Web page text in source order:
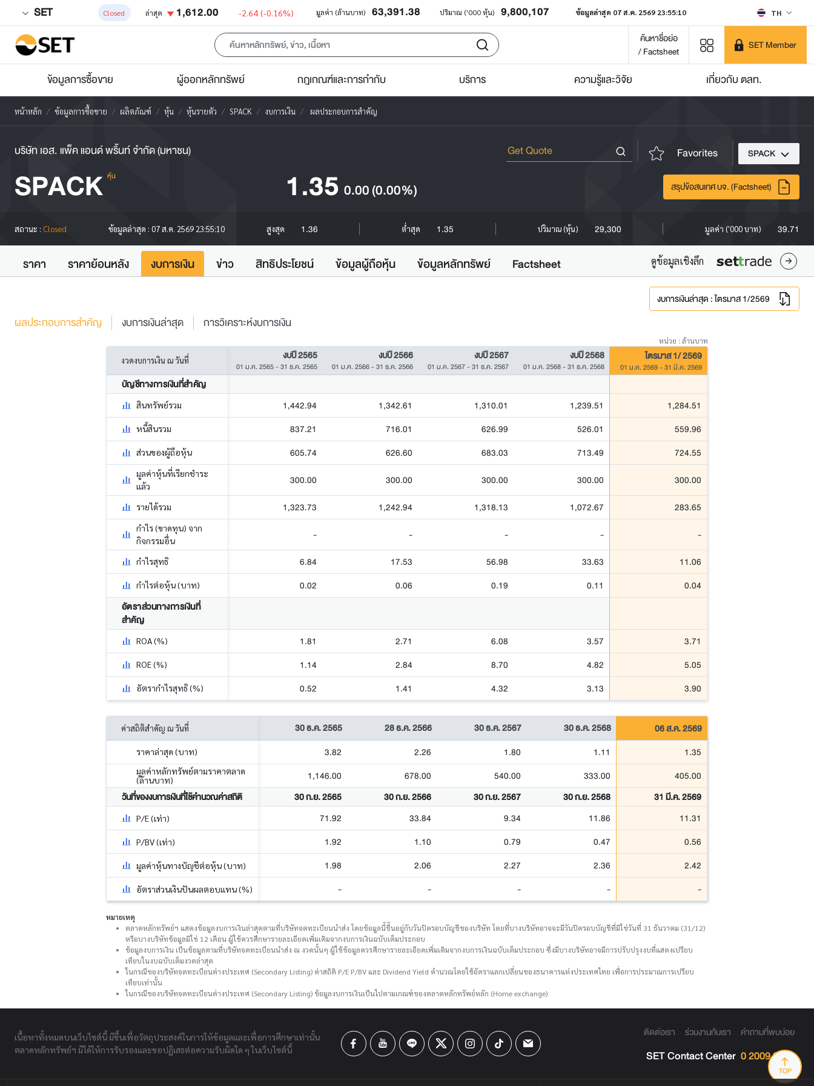
SET Closed ล่าสุด 1,612.00 -2.64 (-0.16%) มูลค่า (ล้านบาท) 63,391.38 ปริมาณ ('000 หุ้น) 9,800,107 ข้อมูลล่าสุด 07 ส.ค. 2569 23:55:10 TH
ค้นหาชื่อย่อ
/ Factsheet
SET Member
ข้อมูลการซื้อขาย ผู้ออกหลักทรัพย์ กฎเกณฑ์และการกำกับ บริการ ความรู้และวิจัย เกี่ยวกับ ตลท.
หน้าหลัก ข้อมูลการซื้อขาย ผลิตภัณฑ์ หุ้น หุ้นรายตัว SPACK งบการเงิน ผลประกอบการสำคัญ
บริษัท เอส. แพ็ค แอนด์ พริ้นท์ จำกัด (มหาชน) Favorites SPACK
SPACK หุ้น 1.35 0.00(0.00%) สรุปข้อสนเทศ บจ. (Factsheet)
สถานะ : Closed ข้อมูลล่าสุด : 07 ส.ค. 2569 23:55:10 สูงสุด 1.36 ต่ำสุด 1.35 ปริมาณ (หุ้น) 29,300 มูลค่า ('000 บาท) 39.71
ราคา ราคาย้อนหลัง งบการเงิน ข่าว สิทธิประโยชน์ ข้อมูลผู้ถือหุ้น ข้อมูลหลักทรัพย์ Factsheet ดูข้อมูลเชิงลึก
งบการเงินล่าสุด : ไตรมาส 1/2569
ผลประกอบการสำคัญ งบการเงินล่าสุด การวิเคราะห์งบการเงิน
หน่วย : ล้านบาท
งวดงบการเงิน ณ วันที่ งบปี 2565
01 ม.ค. 2565 - 31 ธ.ค. 2565
งบปี 2566
01 ม.ค. 2566 - 31 ธ.ค. 2566
งบปี 2567
01 ม.ค. 2567 - 31 ธ.ค. 2567
งบปี 2568
01 ม.ค. 2568 - 31 ธ.ค. 2568
ไตรมาส 1/ 2569
01 ม.ค. 2569 - 31 มี.ค. 2569
บัญชีทางการเงินที่สำคัญ
สินทรัพย์รวม 1,442.94 1,342.61 1,310.01 1,239.51 1,284.51
หนี้สินรวม 837.21 716.01 626.99 526.01 559.96
ส่วนของผู้ถือหุ้น 605.74 626.60 683.03 713.49 724.55
มูลค่าหุ้นที่เรียกชำระ
แล้ว
300.00 300.00 300.00 300.00 300.00
รายได้รวม 1,323.73 1,242.94 1,318.13 1,072.67 283.65
กำไร (ขาดทุน) จาก
กิจกรรมอื่น
- - - - -
กำไรสุทธิ 6.84 17.53 56.98 33.63 11.06
กำไรต่อหุ้น (บาท) 0.02 0.06 0.19 0.11
0.04
อัตราส่วนทางการเงินที่
สำคัญ
ROA (%) 1.81 2.71 6.08 3.57 3.71
ROE (%) 1.14 2.84 8.70 4.82 5.05
อัตรากำไรสุทธิ (%) 0.52 1.41 4.32 3.13 3.90
ค่าสถิติสำคัญ ณ วันที่ 30 ธ.ค. 2565 28 ธ.ค. 2566 30 ธ.ค. 2567 30 ธ.ค. 2568 06 ส.ค. 2569
ราคาล่าสุด (บาท) 3.82 2.26 1.80 1.11 1.35
มูลค่าหลักทรัพย์ตามราคาตลาด
(ล้านบาท)
1,146.00 678.00 540.00 333.00
405.00
วันที่ของงบการเงินที่ใช้คำนวณค่าสถิติ
30 ก.ย. 2565 30 ก.ย. 2566 30 ก.ย. 2567 30 ก.ย. 2568 31 มี.ค. 2569
P/E (เท่า) 71.92 33.84 9.34 11.86 11.31
P/BV (เท่า) 1.92 1.10 0.79 0.47 0.56
มูลค่าหุ้นทางบัญชีต่อหุ้น (บาท) 1.98 2.06 2.27 2.36 2.42
อัตราส่วนเงินปันผลตอบแทน (%) - - - - -
หมายเหตุ
ตลาดหลักทรัพย์ฯ แสดงข้อมูลงบการเงินล่าสุดตามที่บริษัทจดทะเบียนนำส่ง โดยข้อมูลนี้ขึ้นอยู่กับวันปิดรอบบัญชีของบริษัท โดยที่บางบริษัทอาจจะมีวันปิดรอบบัญชีที่มิใช่วันที่ 31 ธันวาคม (31/12)
หรือบางบริษัทข้อมูลมิใช่ 12 เดือน ผู้ใช้ควรศึกษารายละเอียดเพิ่มเติมจากงบการเงินฉบับเต็มประกอบ
ข้อมูลงบการเงิน เป็นข้อมูลตามที่บริษัทจดทะเบียนนำส่ง ณ งวดนั้นๆ ผู้ใช้ข้อมูลควรศึกษารายละเอียดเพิ่มเติมจากงบการเงินฉบับเต็มประกอบ ซึ่งมีบางบริษัทอาจมีการปรับปรุงงบที่แสดงเปรียบ
เทียบในงบฉบับเต็มงวดล่าสุด
ในกรณีของบริษัทจดทะเบียนต่างประเทศ (Secondary Listing) ค่าสถิติ P/E P/BV และ Dividend Yield คำนวณโดยใช้อัตราแลกเปลี่ยนของธนาคารแห่งประเทศไทย เพื่อการประมาณการเปรียบ
เทียบเท่านั้น
ในกรณีของบริษัทจดทะเบียนต่างประเทศ (Secondary Listing) ข้อมูลงบการเงินเป็นไปตามเกณฑ์ของตลาดหลักทรัพย์หลัก (Home exchange)
TOP
เนื้อหาทั้งหมดบนเว็บไซต์นี้ มีขึ้นเพื่อวัตถุประสงค์ในการให้ข้อมูลและเพื่อการศึกษาเท่านั้น
ตลาดหลักทรัพย์ฯ มิได้ให้การรับรองและขอปฏิเสธต่อความรับผิดใด ๆ ในเว็บไซต์นี้
ติดต่อเรา ร่วมงานกับเรา คำถามที่พบบ่อย
SET Contact Center 0 2009 9999